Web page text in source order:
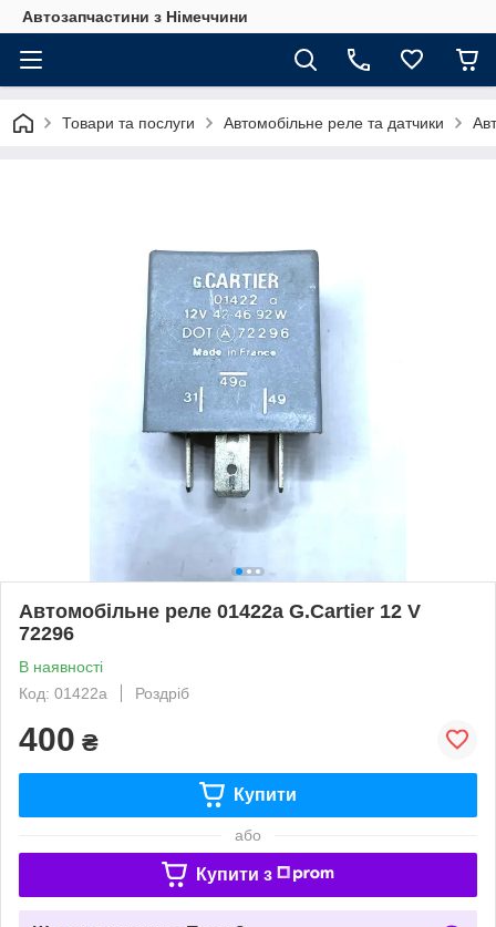
Автозапчастини з Німеччини
Товари та послуги Автомобільне реле та датчики
Автомобільне реле 01422a G.Cartier 12 V
72296
В наявності
Код: 01422a
Роздріб
400 ₴
Купити
або
Купити з